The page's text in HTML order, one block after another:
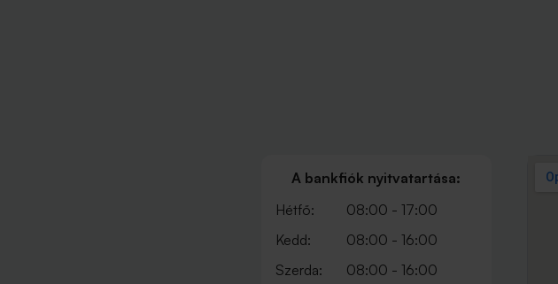
A bankfiók nyitvatartása:
Hétfő:
08:00 - 17:00
Kedd:
08:00 - 16:00
Szerda:
08:00 - 16:00